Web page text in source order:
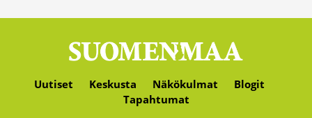
Uutiset Keskusta Näkökulmat
Blogit
Tapahtumat